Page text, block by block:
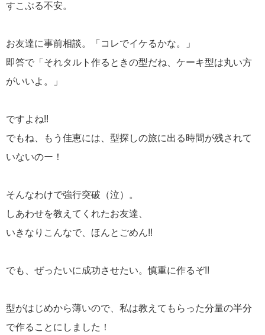
すこぶる不安。
お友達に事前相談。「コレでイケるかな。」
即答で「それタルト作るときの型だね、ケーキ型は丸い方
がいいよ。」
ですよね!!
でもね、もう佳恵には、型探しの旅に出る時間が残されて
いないのー！
そんなわけで強行突破（泣）。
しあわせを教えてくれたお友達、
いきなりこんなで、ほんとごめん!!
でも、ぜったいに成功させたい。慎重に作るぞ!!
型がはじめから薄いので、私は教えてもらった分量の半分
で作ることにしました！